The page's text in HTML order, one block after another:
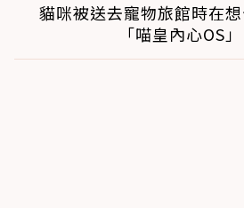
貓咪被送去寵物旅館時在
「喵皇內心OS